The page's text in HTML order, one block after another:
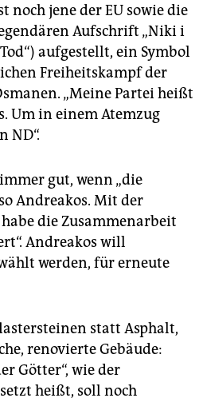
noch jene der EU sowie die
Aufschrift „Niki i
aufgestellt, ein Symbol
Freiheitskampf der
„Meine Partei heißt
Um in einem Atemzug
ND“.
gut, wenn „die
Andreakos. Mit der
die Zusammenarbeit
Andreakos will
werden, für erneute
statt Asphalt,
renovierte Gebäude:
Götter“, wie der
heißt, soll noch